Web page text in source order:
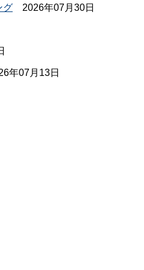
グ 2026年07月30日
年07月13日